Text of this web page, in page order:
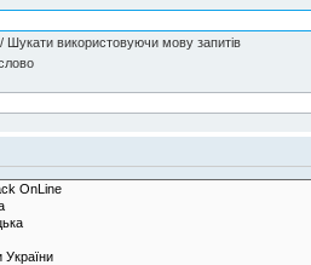
Шукати використовуючи мову запитів